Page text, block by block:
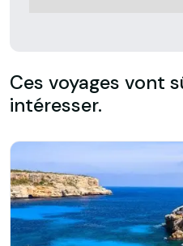
Ces voyages vont
intéresser.